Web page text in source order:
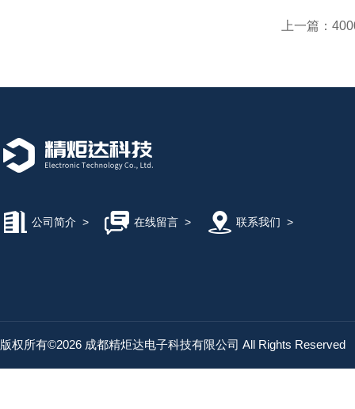
上一篇：
公司简介 > 在线留言> 联系我们 >
版权所有©2026 成都精炬达电子科技有限公司 All Rights Reserved